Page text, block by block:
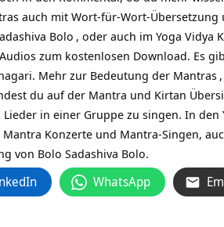
auch mit Wort-für-Wort-
Bolo , oder auch im Yoga Vidya
zum kostenlosen Download. Es
Mehr zur Bedeutung der Mantras
du aufder Mantra und Kirtan
in einer Gruppe zu singen. In den
Konzerte und Mantra-Singen,
von Bolo Sadashiva Bolo.
WhatsApp